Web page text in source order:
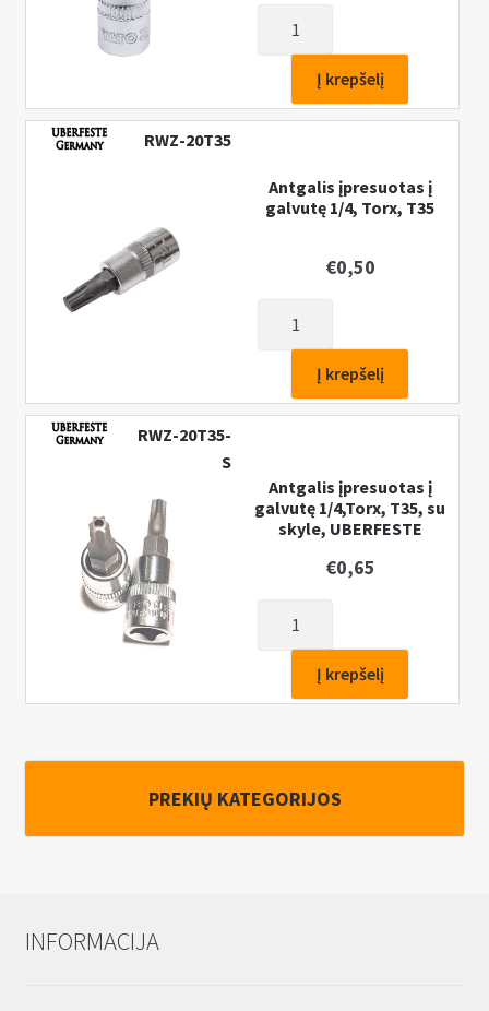
Antgalis
įpresuotas
į
1/4,
Hex,
Į krepšelį
RWZ-20T35
Antgalis įpresuotas į
galvutę 1/4, Torx, T35
€0,50
Antgalis
įpresuotas
į
Torx,
T35
Į krepšelį
RWZ-20T35-
S
Antgalis įpresuotas į
galvutę 1/4,Torx, T35, su
skyle, UBERFESTE
€0,65
Antgalis
įpresuotas
T35,
su
Į krepšelį
PREKIŲ KATEGORIJOS
INFORMACIJA